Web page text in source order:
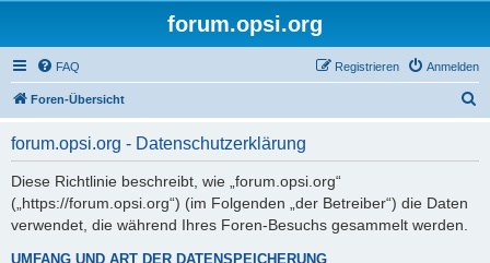
forum.opsi.org
FAQ Anmelden
Registrieren
Foren-Übersicht
forum.opsi.org - Datenschutzerklärung
Diese Richtlinie beschreibt, wie „forum.opsi.org“
(„https://forum.opsi.org“) (im Folgenden „der Betreiber“) die Daten
verwendet, die während Ihres Foren-Besuchs gesammelt werden.